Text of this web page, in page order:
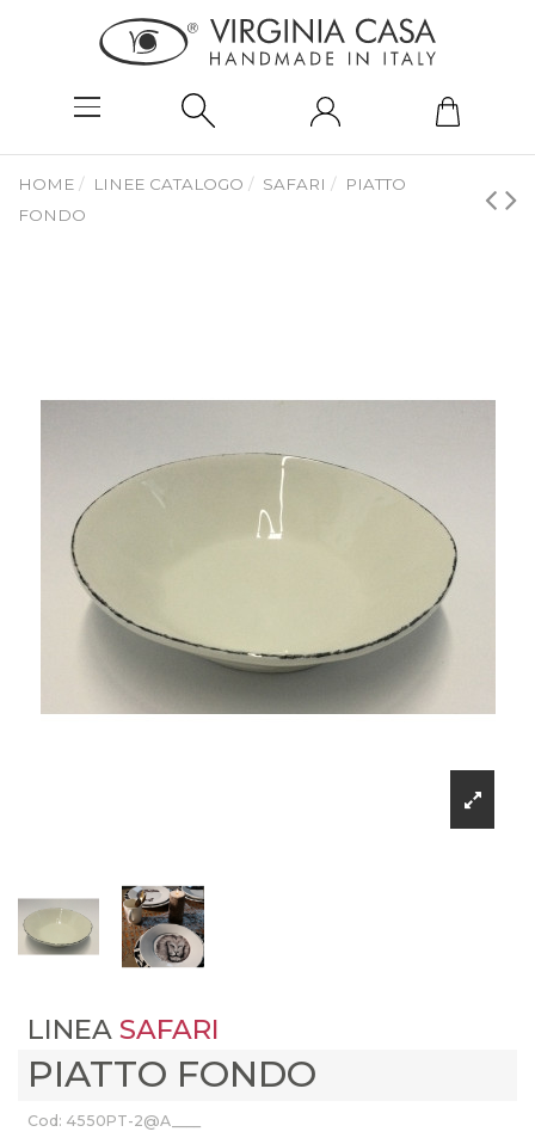
HOME LINEE CATALOGO SAFARI
PIATTO
FONDO
LINEA SAFARI
PIATTO FONDO
Cod: 4550PT-2@A____